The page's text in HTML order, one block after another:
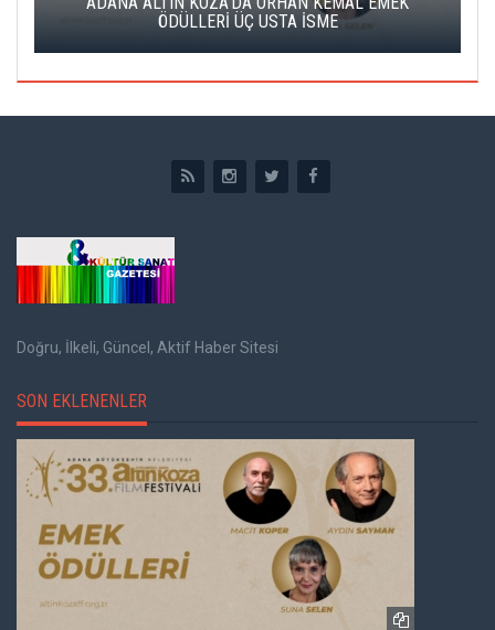
EDECEK
Doğru, İlkeli, Güncel, Aktif Haber Sitesi
SON EKLENENLER